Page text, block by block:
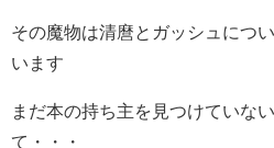
その魔物は清麿とガッシュにつ
います
まだ本の持ち主を見つけていな
て・・・